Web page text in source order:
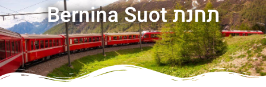
תחנת Bernina Suot